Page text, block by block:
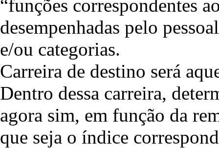
“funções correspondentes
desempenhadas pelo
e/ou categorias.
Carreira de destino será
Dentro dessa carreira,
agora sim, em função da
que seja o índice